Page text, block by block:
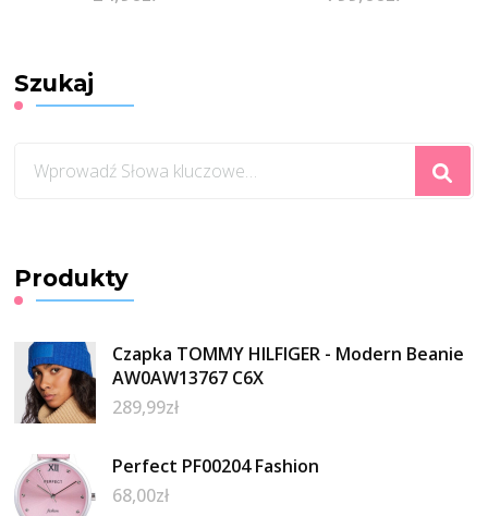
Szukaj
czegoś?
Produkty
Czapka TOMMY HILFIGER - Modern Beanie
AW0AW13767 C6X
289,99zł
Perfect PF00204 Fashion
68,00zł